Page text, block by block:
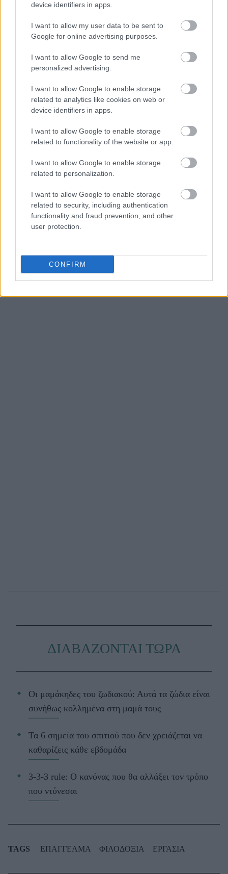
device identifiers in apps.
I want to allow my user data to be sent to
Google for online advertising purposes.
I want to allow Google to send me
personalized advertising.
I want to allow Google to enable storage
related to analytics like cookies on web or
device identifiers in apps.
I want to allow Google to enable storage
related to functionality of the website or app.
I want to allow Google to enable storage
related to personalization.
I want to allow Google to enable storage
related to security, including authentication
functionality and fraud prevention, and other
user protection.
CONFIRM
χρειάζεται.
Συνεχίζουν να εξασκούνται όταν
κανείς δεν τους προσέχει
Στην αρχή κάθε προσπάθειας, η αναγνώριση είναι
περιορισμένη. Εκεί ακριβώς δοκιμάζεται και η
συνέπεια του καθενός. Είναι εύκολο να συνεχίσεις
όταν υπάρχει επιβεβαίωση, αλλά πολύ πιο
δύσκολο όταν η πρόοδος παραμένει για ένα
διάστημα αόρατη. Όσοι επιμένουν σε αυτή τη φάση
αποκτούν τελικά γνώσεις, εμπειρία και αξιοπιστία
που δύσκολα αντικαθίστανται.
ΔΙΑΒΑΖΟΝΤΑΙ ΤΩΡΑ
Οι μαμάκηδες του ζωδιακού: Αυτά τα ζώδια είναι
συνήθως κολλημένα στη μαμά τους
Τα 6 σημεία του σπιτιού που δεν χρειάζεται να
καθαρίζεις κάθε εβδομάδα
3-3-3 rule: Ο κανόνας που θα αλλάξει τον τρόπο
που ντύνεσαι
TAGS ΕΠΑΓΓΕΛΜΑ ΦΙΛΟΔΟΞΙΑ ΕΡΓΑΣΙΑ